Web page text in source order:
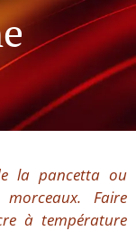
la pancetta ou
Faire
à température